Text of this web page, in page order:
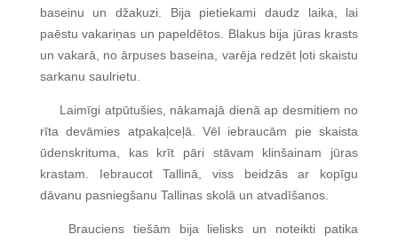
baseinu un džakuzi. Bija pietiekami daudz laika, lai
paēstu vakariņas un papeldētos. Blakus bija jūras krasts
un vakarā, no ārpuses baseina, varēja redzēt ļoti skaistu
sarkanu saulrietu.
Laimīgi atpūtušies, nākamajā dienā ap desmitiem no
rīta devāmies atpakaļceļā. Vēl iebraucām pie skaista
ūdenskrituma, kas krīt pāri stāvam klinšainam jūras
krastam. Iebraucot Tallinā, viss beidzās ar kopīgu
dāvanu pasniegšanu Tallinas skolā un atvadīšanos.
Brauciens tiešām bija lielisks un noteikti patika